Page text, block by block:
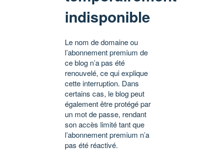
indisponible
Le nom de domaine ou
l’abonnement premium de
ce blog n’a pas été
renouvelé, ce qui explique
cette interruption. Dans
certains cas, le blog peut
également être protégé par
un mot de passe, rendant
son accès limité tant que
l’abonnement premium n’a
pas été réactivé.